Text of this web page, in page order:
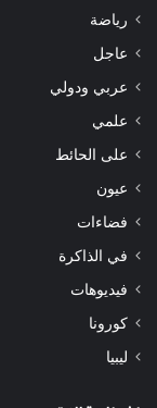
رياضة
عاجل
عربي ودولي
علمي
على الحائط
عيون
فضاءات
في الذاكرة
فيديوهات
كورونا
ليبيا